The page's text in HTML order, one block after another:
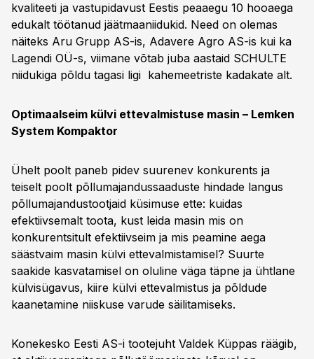
kvaliteeti ja vastupidavust Eestis peaaegu 10 hooaega
edukalt töötanud jäätmaaniidukid. Need on olemas
näiteks Aru Grupp AS-is, Adavere Agro AS-is kui ka
Lagendi OÜ-s, viimane võtab juba aastaid SCHULTE
niidukiga põldu tagasi ligi kahemeetriste kadakate alt.
Optimaalseim külvi ettevalmistuse masin – Lemken
System Kompaktor
Ühelt poolt paneb pidev suurenev konkurents ja
teiselt poolt põllumajandussaaduste hindade langus
põllumajandustootjaid küsimuse ette: kuidas
efektiivsemalt toota, kust leida masin mis on
konkurentsitult efektiivseim ja mis peamine aega
säästvaim masin külvi ettevalmistamisel? Suurte
saakide kasvatamisel on oluline väga täpne ja ühtlane
külvisügavus, kiire külvi ettevalmistus ja põldude
kaanetamine niiskuse varude säilitamiseks.
Konekesko Eesti AS-i tootejuht Valdek Küppas räägib,